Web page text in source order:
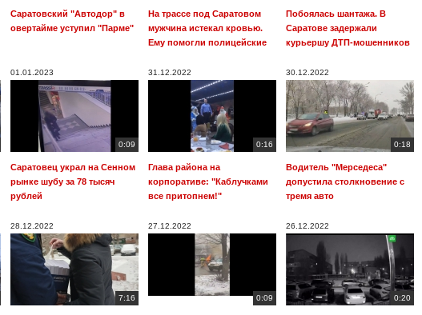
Саратовский "Автодор" в
овертайме уступил "Парме"
На трассе под Саратовом
мужчина истекал кровью.
Ему помогли полицейские
Побоялась шантажа. В
Саратове задержали
курьершу ДТП-мошенников
01.01.2023
0:09
Саратовец украл на Сенном
рынке шубу за 78 тысяч
рублей
31.12.2022
0:16
Глава района на
корпоративе: "Каблучками
все притопнем!"
30.12.2022
0:18
Водитель "Мерседеса"
допустила столкновение с
тремя авто
28.12.2022
7:16
27.12.2022
0:09
26.12.2022
0:20